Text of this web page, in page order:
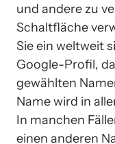
und andere zu
Schaltfläche
Sie ein weltweit
Google-Profil,
gewählten
Name wird in
In manchen
einen anderen